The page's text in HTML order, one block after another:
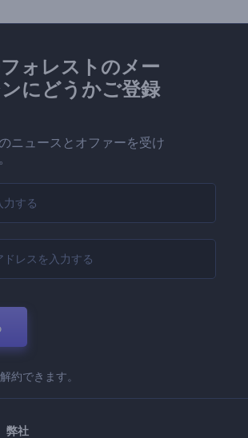
ォレストのメー
にどうかご登録
ニュースとオファーを受け
約できます。
弊社